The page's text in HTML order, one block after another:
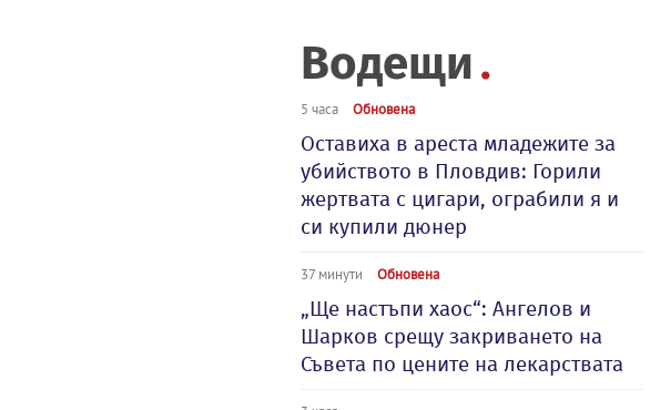
Водещи
5 часа Обновена
Оставиха в ареста младежите за
убийството в Пловдив: Горили
жертвата с цигари, ограбили я и
си купили дюнер
37 минути Обновена
„Ще настъпи хаос“: Ангелов и
Шарков срещу закриването на
Съвета по цените на лекарствата